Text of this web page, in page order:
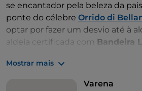
se encantador pela beleza da
ponte do célebre Orrido di
optar por fazer um desvio até à
aldeia certificada com Bandeira
das Lágrimas de Lezzeno e à
destaca pela excelente
Mostrar mais
Varena